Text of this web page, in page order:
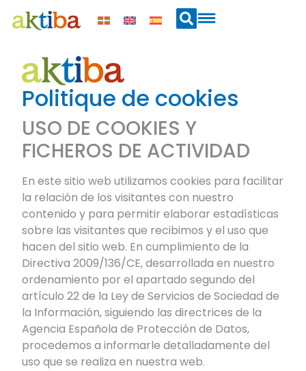
Politique de cookies
USO DE COOKIES Y
FICHEROS DE ACTIVIDAD
En este sitio web utilizamos cookies para facilitar
la relación de los visitantes con nuestro
contenido y para permitir elaborar estadísticas
sobre las visitantes que recibimos y el uso que
hacen del sitio web. En cumplimiento de la
Directiva 2009/136/CE, desarrollada en nuestro
ordenamiento por el apartado segundo del
artículo 22 de la Ley de Servicios de Sociedad de
la Información, siguiendo las directrices de la
Agencia Española de Protección de Datos,
procedemos a informarle detalladamente del
uso que se realiza en nuestra web.